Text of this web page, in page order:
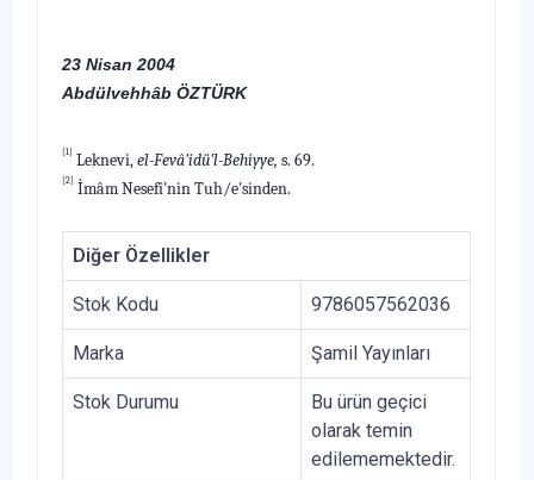
23 Nisan 2004
Abdülvehhâb ÖZTÜRK
[1] Leknevi,el-Fevâ'idü'l-Behiyye, s. 69.
[2] İmâm Nesefî'nin Tuh/e'sinden.
Diğer Özellikler
Stok Kodu 9786057562036
Marka Şamil Yayınları
Stok Durumu
Bu ürün geçici
olarak temin
edilememektedir.